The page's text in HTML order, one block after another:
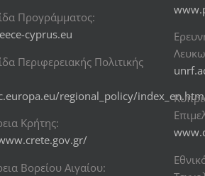
Προγράμματος:
cyprus.eu
Περιφερειακής Πολιτικής
regional_policy/index_en.htm
Κρήτης:
Βορείου Αιγαίου: